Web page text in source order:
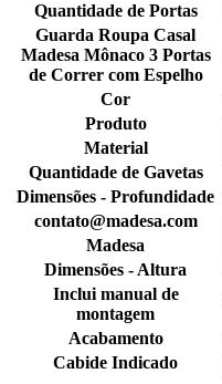
Quantidade de Portas
Guarda Roupa Casal
Madesa Mônaco 3 Portas
de Correr com Espelho
Cor
Produto
Material
Quantidade de Gavetas
Dimensões - Profundidade
contato@madesa.com
Madesa
Dimensões - Altura
Inclui manual de
montagem
Acabamento
Cabide Indicado